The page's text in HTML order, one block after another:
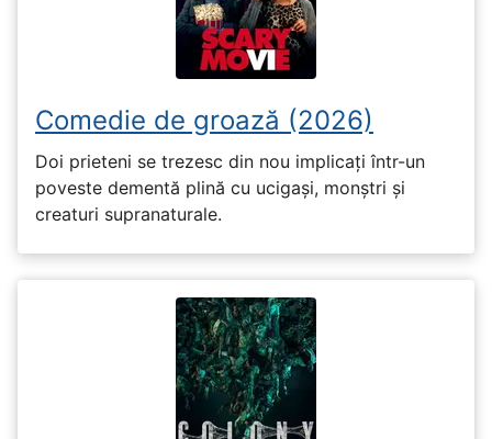
Comedie de groază (2026)
Doi prieteni se trezesc din nou implicați într-un
poveste dementă plină cu ucigași, monștri și
creaturi supranaturale.